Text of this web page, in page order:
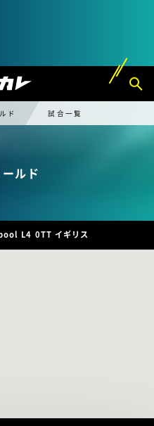
ド 試合一覧
ルド
L4 0TT イギリス